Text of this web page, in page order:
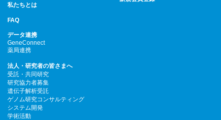
私たちとは
FAQ
データ連携
GeneConnect
薬局連携
法人・研究者の皆さまへ
受託・共同研究
研究協力者募集
遺伝子解析受託
ゲノム研究コンサルティング
システム開発
学術活動